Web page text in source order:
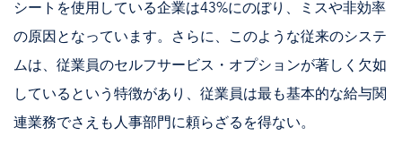
シートを使用している企業は43%にのぼり、ミスや非効率
の原因となっています。さらに、このような従来のシステ
ムは、従業員のセルフサービス・オプションが著しく欠如
しているという特徴があり、従業員は最も基本的な給与関
連業務でさえも人事部門に頼らざるを得ない。